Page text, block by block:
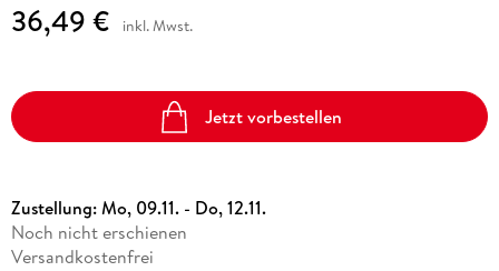
36,49 € inkl. Mwst.
Jetzt vorbestellen
Zustellung:Mo, 09.11. - Do, 12.11.
Noch nicht erschienen
Versandkostenfrei